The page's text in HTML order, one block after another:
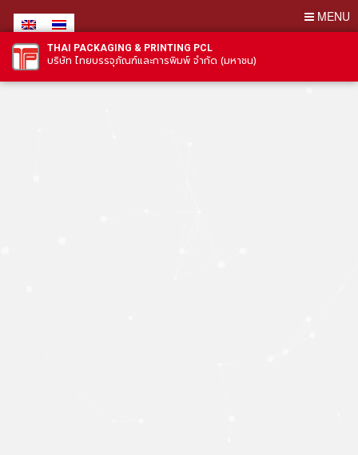
MENU
THAI PACKAGING & PRINTING PCL
บริษัท ไทยบรรจุภัณฑ์และการพิมพ์ จำกัด (มหาชน)